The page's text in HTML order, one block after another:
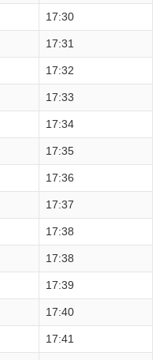
17:30
17:31
17:32
17:33
17:34
17:35
17:36
17:37
17:38
17:38
17:39
17:40
17:41